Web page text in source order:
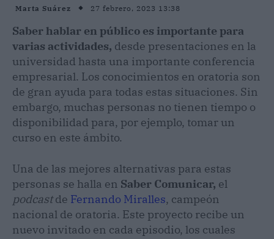
Marta Suárez 27 febrero, 2023 13:38
Saber hablar en público es importante para
varias actividades, desde presentaciones en la
universidad hasta una importante conferencia
empresarial. Los conocimientos en oratoria son
de gran ayuda para todas estas situaciones. Sin
embargo, muchas personas no tienen tiempo o
disponibilidad para, por ejemplo, tomar un
curso en este ámbito.
Una de las mejores alternativas para estas
personas se halla en Saber Comunicar, el
podcastde Fernando Miralles, campeón
nacional de oratoria. Este proyecto recibe un
nuevo invitado en cada episodio, los cuales